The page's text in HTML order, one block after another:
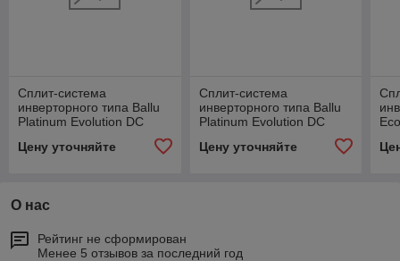
Сплит-система
инверторного типа Ballu
Platinum Evolution DC
комплект
Цену уточняйте
Сплит-система
инверторного типа Ballu
Platinum Evolution DC
комплект
Цену уточняйте
О нас
Рейтинг не сформирован
Менее 5 отзывов за последний год